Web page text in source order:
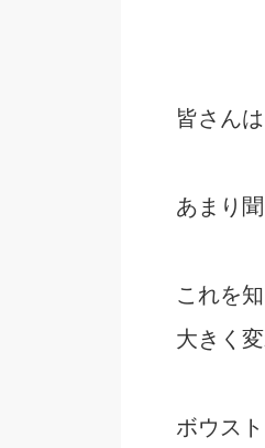
皆さん
あまり
これを
大きく
ボウス